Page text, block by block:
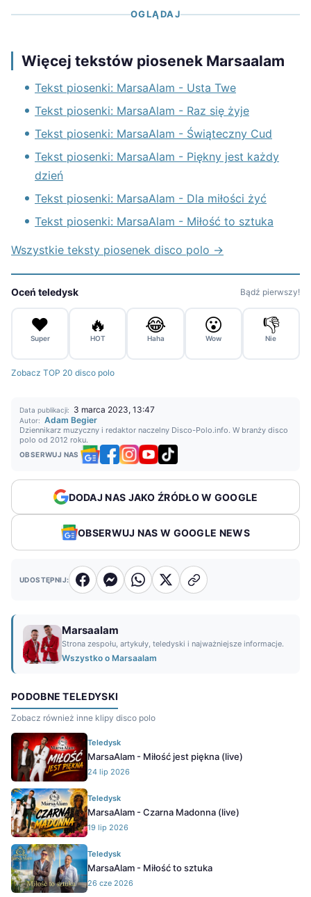
OGLĄDAJ
Więcej tekstów piosenek Marsaalam
Tekst piosenki: MarsaAlam - Usta Twe
Tekst piosenki: MarsaAlam - Raz się żyje
Tekst piosenki: MarsaAlam - Świąteczny Cud
Tekst piosenki: MarsaAlam - Piękny jest każdy
dzień
Tekst piosenki: MarsaAlam - Dla miłości żyć
Tekst piosenki: MarsaAlam - Miłość to sztuka
Wszystkie teksty piosenek disco polo →
Oceń teledysk Bądź pierwszy!
❤️
Super
🔥
HOT
😂
Haha
😮
Wow
👎
Nie
Zobacz TOP 20 disco polo
Data publikacji: 3 marca 2023, 13:47
Autor: Adam Begier
Dziennikarz muzyczny i redaktor naczelny Disco-Polo.info. W branży disco
polo od 2012 roku.
OBSERWUJ NAS
DODAJ NAS JAKO ŹRÓDŁO W GOOGLE
OBSERWUJ NAS W GOOGLE NEWS
UDOSTĘPNIJ:
Marsaalam
Strona zespołu, artykuły, teledyski i najważniejsze informacje.
Wszystko o Marsaalam
PODOBNE TELEDYSKI
Zobacz również inne klipy disco polo
Teledysk
MarsaAlam - Miłość jest piękna (live)
24 lip 2026
Teledysk
MarsaAlam - Czarna Madonna (live)
19 lip 2026
Teledysk
MarsaAlam - Miłość to sztuka
26 cze 2026